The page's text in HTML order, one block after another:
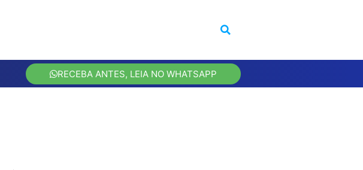
RECEBA ANTES, LEIA NO WHATSAPP